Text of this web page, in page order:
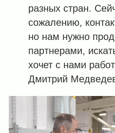
разных стран.
сожалению,
но нам нужно
партнерами,
хочет с нами
Дмитрий